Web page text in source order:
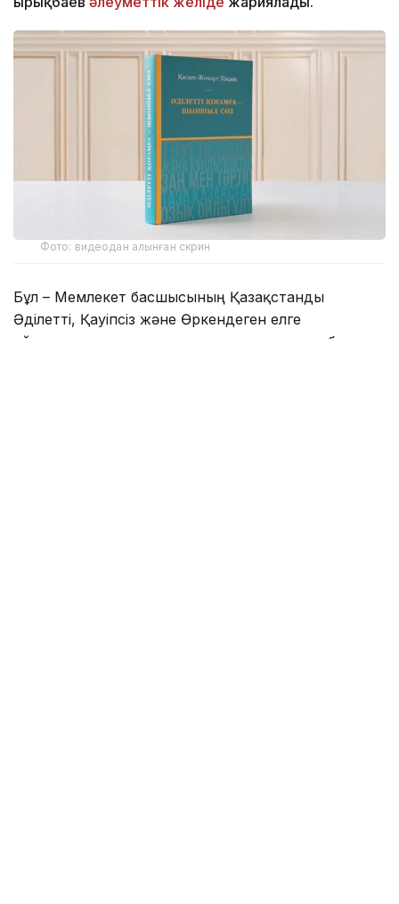
Фото: видеодан алынған скрин
Бұл – Мемлекет басшысының Қазақстанды
Әділетті, Қауіпсіз және Өркендеген елге
айналдыруды көздеген ұлы мұратының сөзбен